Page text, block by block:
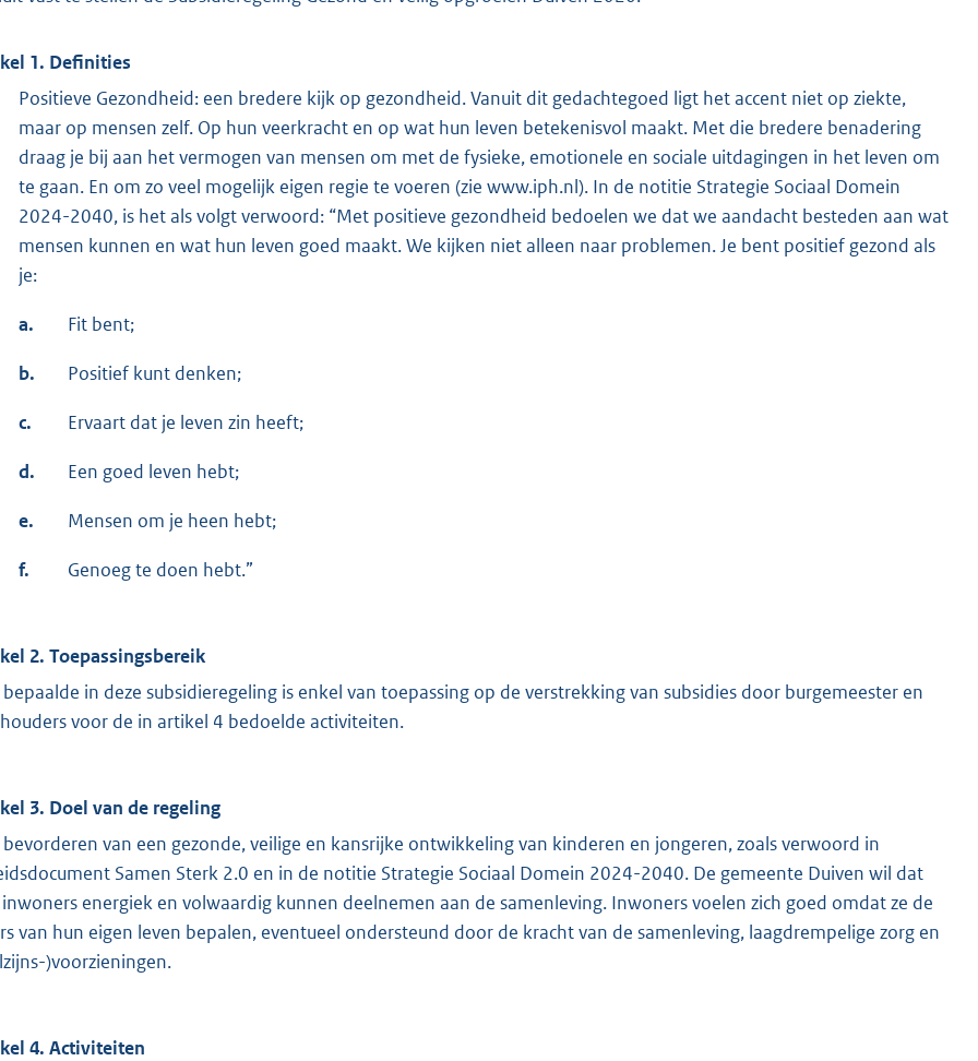
1. Definities
Positieve Gezondheid: een bredere kijk op gezondheid. Vanuit dit gedachtegoed ligt het accent niet op ziekte,
maar op mensen zelf. Op hun veerkracht en op wat hun leven betekenisvol maakt. Met die bredere benadering
draag je bij aan het vermogen van mensen om met de fysieke, emotionele en sociale uitdagingen in het leven om
te gaan. En om zo veel mogelijk eigen regie te voeren (zie www.iph.nl). In de notitie Strategie Sociaal Domein
2024-2040, is het als volgt verwoord: “Met positieve gezondheid bedoelen we dat we aandacht besteden aan wat
mensen kunnen en wat hun leven goed maakt. We kijken niet alleen naar problemen. Je bent positief gezond als
je:
a. Fit bent;
b. Positief kunt denken;
c. Ervaart dat je leven zin heeft;
d. Een goed leven hebt;
e. Mensen om je heen hebt;
f. Genoeg te doen hebt.”
2. Toepassingsbereik
in deze subsidieregeling is enkel van toepassing op de verstrekking van subsidies door burgemeester en
voor de in artikel 4 bedoelde activiteiten.
3. Doel van de regeling
van een gezonde, veilige en kansrijke ontwikkeling van kinderen en jongeren, zoals verwoord in
Samen Sterk 2.0 en in de notitie Strategie Sociaal Domein 2024-2040. De gemeente Duiven wil dat
energiek en volwaardig kunnen deelnemen aan de samenleving. Inwoners voelen zich goed omdat ze de
van hun eigen leven bepalen, eventueel ondersteund door de kracht van de samenleving, laagdrempelige zorg en
)voorzieningen.
4. Activiteiten